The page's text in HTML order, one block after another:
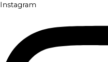
Instagram